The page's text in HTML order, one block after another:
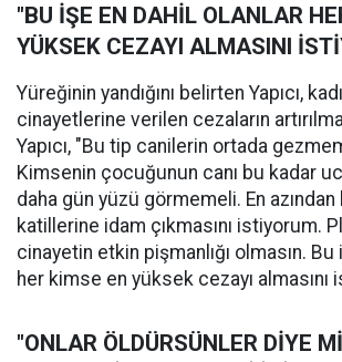
"BU İŞE EN DAHİL OLANLAR
YÜKSEK CEZAYI ALMASINI
Yüreğinin yandığını belirten Yapıcı,
cinayetlerine verilen cezaların
Yapıcı, "Bu tip canilerin ortada
Kimsenin çocuğunun canı bu kadar
daha gün yüzü görmemeli. En
katillerine idam çıkmasını istiyorum.
cinayetin etkin pişmanlığı olmasın.
her kimse en yüksek cezayı almasını
"ONLAR ÖLDÜRSÜNLER DİYE